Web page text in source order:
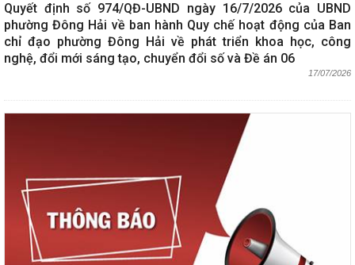
Quyết định số 974/QĐ-UBND ngày 16/7/2026 của UBND
phường Đông Hải về ban hành Quy chế hoạt động của Ban
chỉ đạo phường Đông Hải về phát triển khoa học, công
nghệ, đổi mới sáng tạo, chuyển đổi số và Đề án 06
17/07/2026